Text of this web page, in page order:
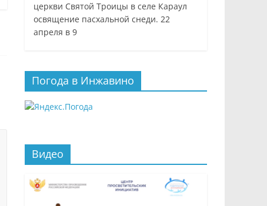
церкви Святой Троицы в селе Караул
освящение пасхальной снеди. 22
апреля в 9
Погода в Инжавино
Видео